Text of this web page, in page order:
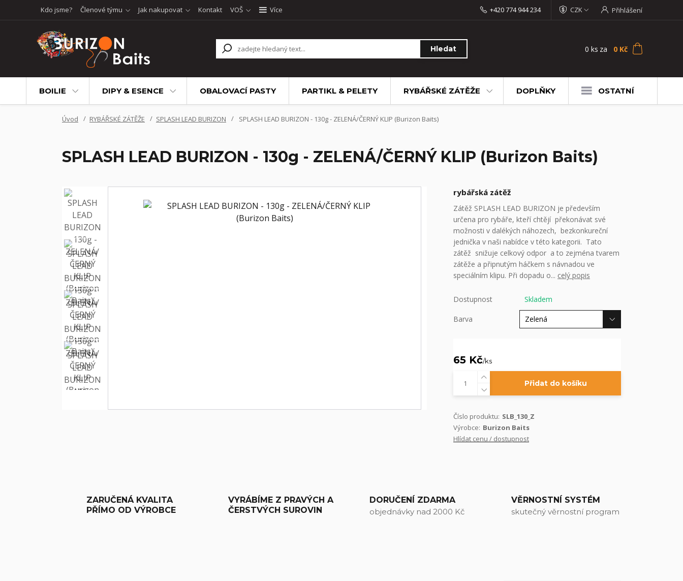
Kdo jsme? Členové týmu Jak nakupovat Kontakt VOŠ Více CZK Přihlášení
Hledat
+420 774 944 234
0 ks za 0 Kč
BOILIE DIPY & ESENCE OBALOVACÍ PASTY PARTIKL & PELETY RYBÁŘSKÉ ZÁTĚŽE DOPLŇKY OSTATNÍ
Úvod RYBÁŘSKÉ ZÁTĚŽE SPLASH LEAD BURIZON SPLASH LEAD BURIZON - 130g - ZELENÁ/ČERNÝ KLIP (Burizon Baits)
SPLASH LEAD BURIZON - 130g - ZELENÁ/ČERNÝ KLIP (Burizon Baits)
rybářská zátěž
Zátěž SPLASH LEAD BURIZON je především
určena pro rybáře, kteří chtějí překonávat své
možnosti v dalékých náhozech, bezkonkureční
jednička v naši nabídce v této kategorii. Tato
zátěž snižuje celkový odpor a to zejména tvarem
zátěže a připnutým háčkem s návnadou ve
speciálním klipu. Při dopadu o... celý popis
Dostupnost Skladem
Barva
65 Kč/ks
Přidat do košíku
Číslo produktu: SLB_130_Z
Výrobce: Burizon Baits
Hlídat cenu / dostupnost
ZARUČENÁ KVALITA
PŘÍMO OD VÝROBCE
VYRÁBÍME Z PRAVÝCH A
ČERSTVÝCH SUROVIN
DORUČENÍ ZDARMA
objednávky nad 2000 Kč
VĚRNOSTNÍ SYSTÉM
skutečný věrnostní program